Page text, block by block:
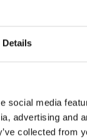
Details
social media
advertising and
collected from